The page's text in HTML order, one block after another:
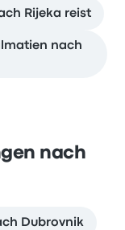
Rijeka reist
nach
nach
Dubrovnik